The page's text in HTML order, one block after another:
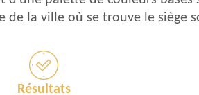
de la ville où se trouve le siège
Résultats